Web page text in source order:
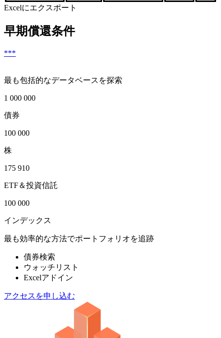
Excelにエクスポート
早期償還条件
***
最も包括的なデータベースを探索
1 000 000
債券
100 000
株
175 910
ETF＆投資信託
100 000
インデックス
最も効率的な方法でポートフォリオを追跡
債券検索
ウォッチリスト
Excelアドイン
アクセスを申し込む